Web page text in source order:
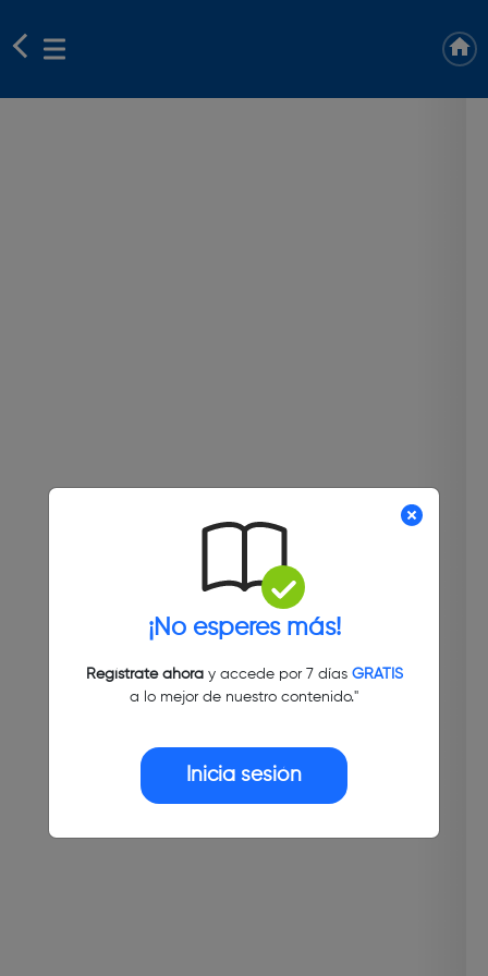
¡No esperes más!
Regístrate ahoray accede por 7 días GRATIS
a lo mejor de nuestro contenido."
Inicia sesión